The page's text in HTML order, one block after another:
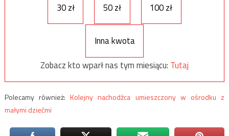
30 zł 50 zł 100 zł
Inna kwota
Zobacz kto wparł nas tym miesiącu: Tutaj
Polecamy również:Kolejny nachodźca umieszczony w ośrodku z
małymi dziećmi